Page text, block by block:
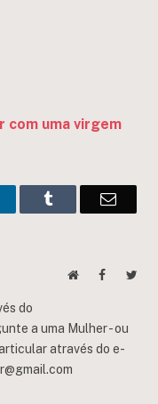
com uma virgem
Tumblr Email
WebsiteFacebook
do
a uma Mulher - ou
através do e-